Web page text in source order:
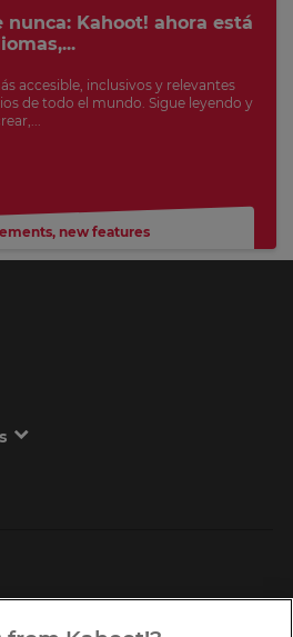
nunca: Kahoot! ahora está
accesible, inclusivos y relevantes
de todo el mundo. Sigue leyendo y
, new features